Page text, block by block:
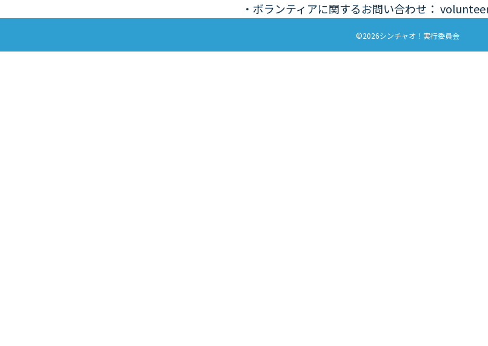
・ボランティアに関するお問い合わせ ：
©2026シンチャオ！実行委員会